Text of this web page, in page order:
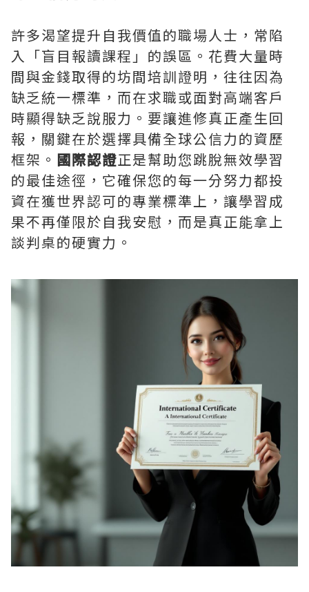
許多渴望提升自我價值的職場人士，常陷
入「盲目報讀課程」的誤區。花費大量時
間與金錢取得的坊間培訓證明，往往因為
缺乏統一標準，而在求職或面對高端客戶
時顯得缺乏說服力。要讓進修真正產生回
報，關鍵在於選擇具備全球公信力的資歷
框架。 國際認證正是幫助您跳脫無效學習
的最佳途徑，它確保您的每一分努力都投
資在獲世界認可的專業標準上，讓學習成
果不再僅限於自我安慰，而是真正能拿上
談判桌的硬實力。